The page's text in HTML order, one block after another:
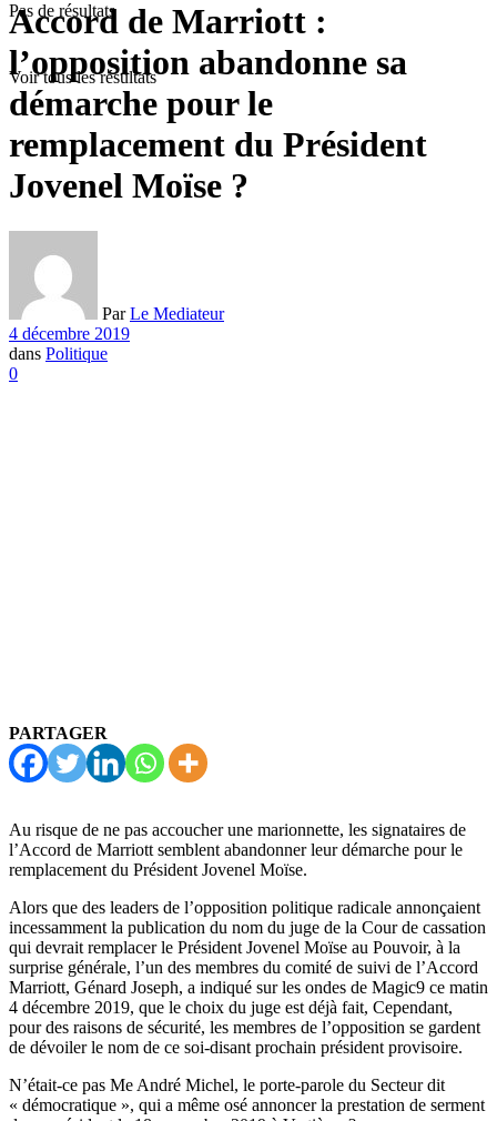
Pas de résultats
Voir tous les résultats
Accord de Marriott :
l’opposition abandonne sa
démarche pour le
remplacement du Président
Jovenel Moïse ?
Par Le Mediateur
4 décembre 2019
dans Politique
0
PARTAGER
Au risque de ne pas accoucher une marionnette, les signataires de
l’Accord de Marriott semblent abandonner leur démarche pour le
remplacement du Président Jovenel Moïse.
Alors que des leaders de l’opposition politique radicale annonçaient
incessamment la publication du nom du juge de la Cour de cassation
qui devrait remplacer le Président Jovenel Moïse au Pouvoir, à la
surprise générale, l’un des membres du comité de suivi de l’Accord
Marriott, Génard Joseph, a indiqué sur les ondes de Magic9 ce matin
4 décembre 2019, que le choix du juge est déjà fait, Cependant,
pour des raisons de sécurité, les membres de l’opposition se gardent
de dévoiler le nom de ce soi-disant prochain président provisoire.
N’était-ce pas Me André Michel, le porte-parole du Secteur dit
« démocratique », qui a même osé annoncer la prestation de serment